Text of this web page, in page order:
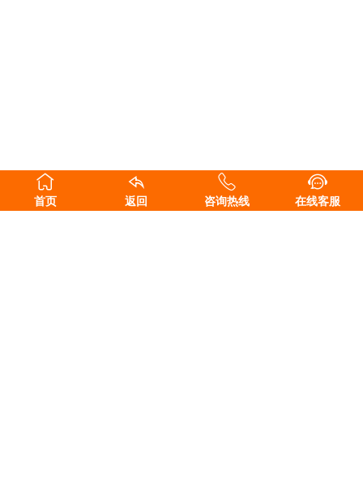
首页 返回 咨询热线 在线客服